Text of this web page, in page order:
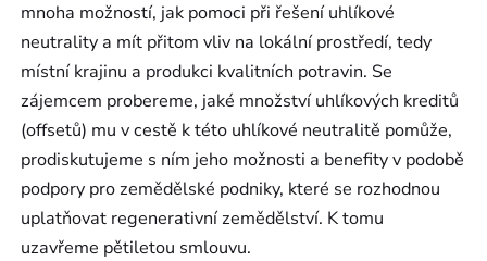
mnoha možností, jak pomoci při řešení uhlíkové
neutrality a mít přitom vliv na lokální prostředí, tedy
místní krajinu a produkci kvalitních potravin. Se
zájemcem probereme, jaké množství uhlíkových kreditů
(offsetů) mu v cestě k této uhlíkové neutralitě pomůže,
prodiskutujeme s ním jeho možnosti a benefity v podobě
podpory pro zemědělské podniky, které se rozhodnou
uplatňovat regenerativní zemědělství. K tomu
uzavřeme pětiletou smlouvu.